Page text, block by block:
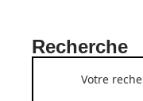
Recherche